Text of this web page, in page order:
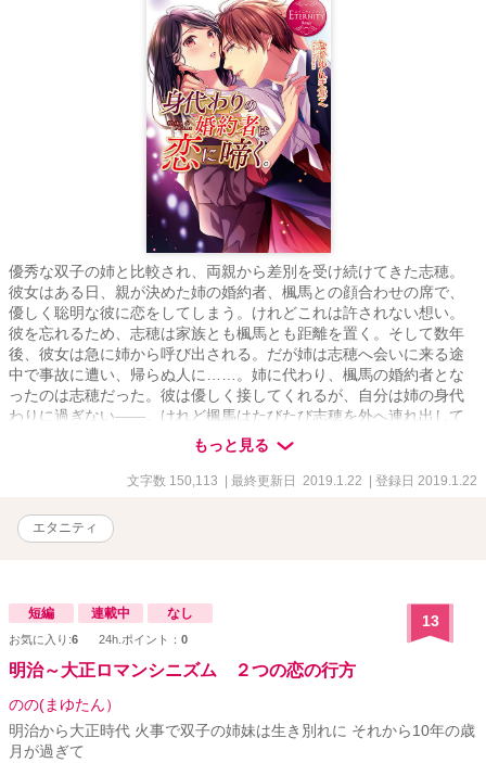
優秀な双子の姉と比較され、両親から差別を受け続けてきた志穂。
彼女はある日、親が決めた姉の婚約者、楓馬との顔合わせの席で、
優しく聡明な彼に恋をしてしまう。けれどこれは許されない想い。
彼を忘れるため、志穂は家族とも楓馬とも距離を置く。そして数年
後、彼女は急に姉から呼び出される。だが姉は志穂へ会いに来る途
中で事故に遭い、帰らぬ人に……。姉に代わり、楓馬の婚約者とな
ったのは志穂だった。彼は優しく接してくれるが、自分は姉の身代
わりに過ぎない――。けれど楓馬はたびたび志穂を外へ連れ出して
は、甘く淫らに彼女を抱いて――!?
もっと見る
文字数 150,113 | 最終更新日 2019.1.22 | 登録日 2019.1.22
エタニティ
短編 連載中 なし
お気に入り:6 24h.ポイント： 0
13
明治～大正ロマンシニズム ２つの恋の行方
のの(まゆたん）
明治から大正時代 火事で双子の姉妹は生き別れに それから10年の歳
月が過ぎて